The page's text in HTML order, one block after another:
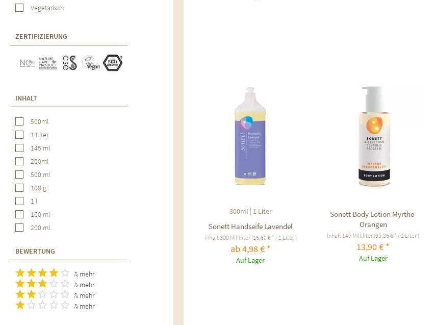
Vegetarisch
ZERTIFIZIERUNG
INHALT
500ml
1 Liter
145 ml
200ml
500 ml
100 g
1 l
100 ml
200 ml
45ml
300ml
1 Stk.
BEWERTUNG
& mehr
& mehr
& mehr
& mehr
300ml | 1 Liter
Sonett Handseife Lavendel
Inhalt300 Milliliter (16,60 € * / 1 Liter )
ab 4,98 € *
Auf Lager
Sonett Body Lotion Myrthe-
Orangen
Inhalt 145 Milliliter (95,86 € * / 1 Liter )
13,90 € *
Auf Lager